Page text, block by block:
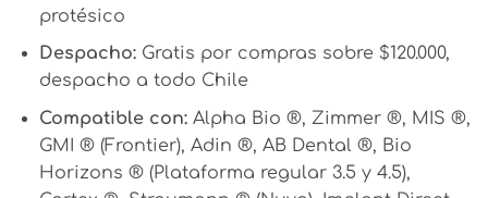
protésico
Despacho:Gratis por compras sobre $120.000,
despacho a todo Chile
Compatible con:Alpha Bio ®, Zimmer ®, MIS ®,
GMI ® (Frontier), Adin ®, AB Dental ®, Bio
Horizons ® (Plataforma regular 3.5 y 4.5),